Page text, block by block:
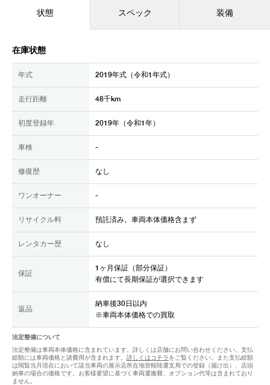
状態 スペック 装備
在庫状態
年式 2019年式（令和1年式）
走行距離 48千km
初度登録年 2019年（令和1年）
車検 -
修復歴 なし
ワンオーナー -
リサイクル料 預託済み。車両本体価格含まず
レンタカー歴 なし
保証
1ヶ月保証（部分保証）
有償にて長期保証が選択できます
返品
納車後30日以内
※車両本体価格での買取
法定整備について
法定整備は車両本体価格に含まれています。詳しくは店舗にお問い合わせください。支払
総額には車両価格と諸費用が含まれます。 詳しくはコチラ をご覧ください。また支払総額
は閲覧当月現在において該当車両の展示店所在地管轄陸運支局での登録（届け出）、店頭
納車の場合の価格です。お客様要望に基づく車両運搬費、オプション代等は含まれており
ません。